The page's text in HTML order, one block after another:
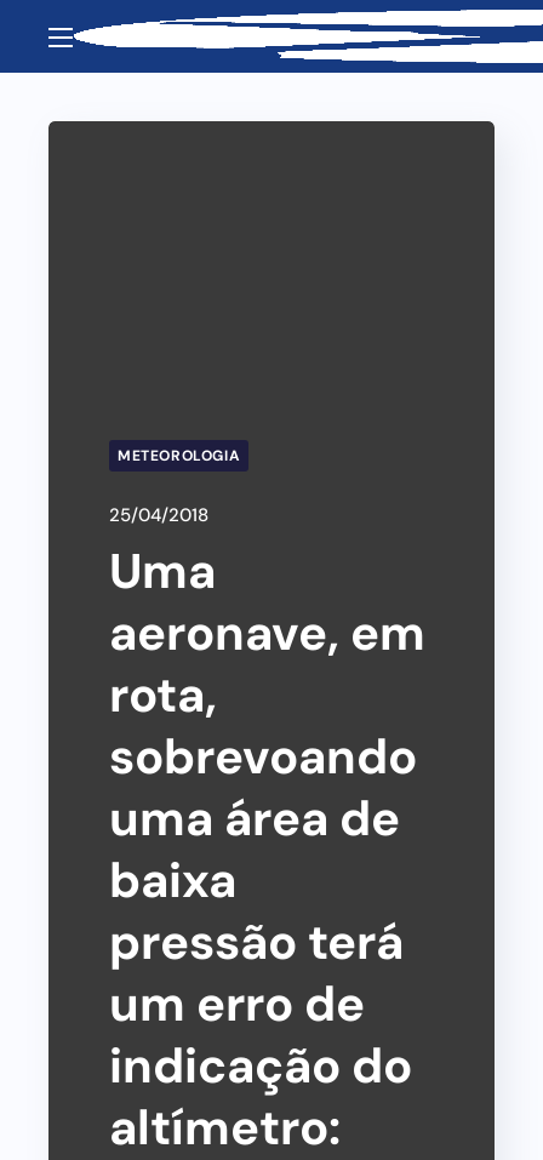
METEOROLOGIA
25/04/2018
Uma
aeronave, em
rota,
sobrevoando
uma área de
baixa
pressão terá
um erro de
indicação do
altímetro: